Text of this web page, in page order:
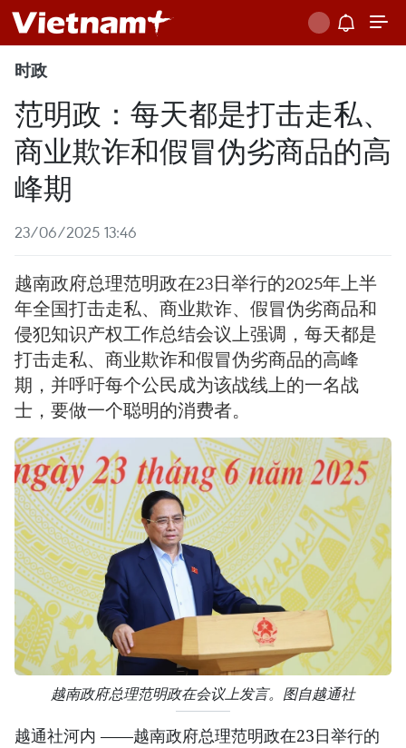
时政
范明政：每天都是打击走私、
商业欺诈和假冒伪劣商品的高
峰期
23/06/2025 13:46
越南政府总理范明政在23日举行的2025年上半
年全国打击走私、商业欺诈、假冒伪劣商品和
侵犯知识产权工作总结会议上强调，每天都是
打击走私、商业欺诈和假冒伪劣商品的高峰
期，并呼吁每个公民成为该战线上的一名战
士，要做一个聪明的消费者。
越南政府总理范明政在会议上发言。图自越通社
越通社河内 ——越南政府总理范明政在23日举行的